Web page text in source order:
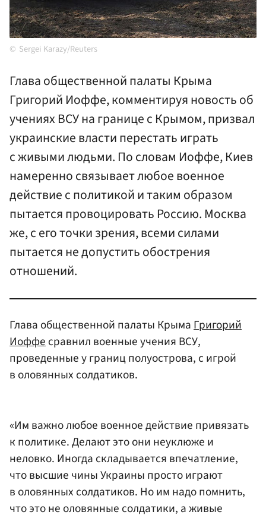
Sergei Karazy/Reuters
Глава общественной палаты Крыма
Григорий Иоффе, комментируя новость об
учениях ВСУ на границе с Крымом, призвал
украинские власти перестать играть
с живыми людьми. По словам Иоффе, Киев
намеренно связывает любое военное
действие с политикой и таким образом
пытается провоцировать Россию. Москва
же, с его точки зрения, всеми силами
пытается не допустить обострения
отношений.
Глава общественной палаты КрымаГригорий
Иоффесравнил военные учения ВСУ,
проведенные у границ полуострова, с игрой
в оловянных солдатиков.
«Им важно любое военное действие привязать
к политике. Делают это они неуклюже и
неловко. Иногда складывается впечатление,
что высшие чины Украины просто играют
в оловянных солдатиков. Но им надо помнить,
что это не оловянные солдатики, а живые